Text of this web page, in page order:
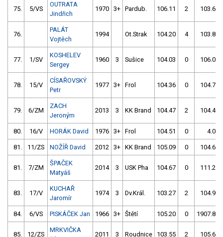
75. 5/VS
OUTRATA
Jindřich
1970 3+ Pardub. 106.11 2 103.68
76.
PALÁT
Vojtěch
1994 Ot.Strak 104.20 4 103.86
77. 1/SV
KOSHELEV
Sergey
1960 3 Sušice 104.03 0 106.08
78. 15/V
CÍSAŘOVSKÝ
Petr
1977 3+ Frol 104.36 0 104.71
79. 6/ZM
ZACH
Jeroným
2013 3 KK Brand 104.47 2 104.44
80. 16/V HORÁK David 1976 3+ Frol 104.51 0 4.00
81. 11/ZS NOŽÍŘ David 2012 3+ KK Brand 105.09 0 104.67
81. 7/ZM
ŠPAČEK
Matyáš
2014 3 USK Pha 104.67 0 111.29
83. 17/V
KUCHAŘ
Jaromír
1974 3 Dv.Král. 103.27 2 104.96
84. 6/VS PISKÁČEK Jan 1966 3+ Štětí 105.20 0 1907.83
85. 12/ZS
MRKVIČKA
2011 3 Roudnice 103.55 2 105.65